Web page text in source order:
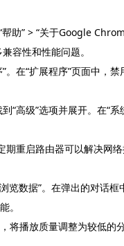
” > “关于Google
容性和性能问题。
在“扩展程序”页面中，
级”选项并展开。在“
重启路由器可以解决网
数据”。在弹出的对话框
。
将播放质量调整为较低